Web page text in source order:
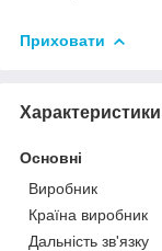
Приховати
Характеристики
Основні
Виробник
Країна виробник
Дальність зв'язку